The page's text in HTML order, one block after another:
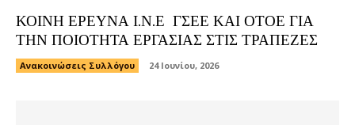
ΚΟΙΝΗ ΕΡΕΥΝΑ Ι.Ν.Ε ΓΣΕΕ ΚΑΙ ΟΤΟΕ ΓΙΑ
ΤΗΝ ΠΟΙΟΤΗΤΑ ΕΡΓΑΣΙΑΣ ΣΤΙΣ ΤΡΑΠΕΖΕΣ
Ανακοινώσεις Συλλόγου 24 Ιουνίου, 2026